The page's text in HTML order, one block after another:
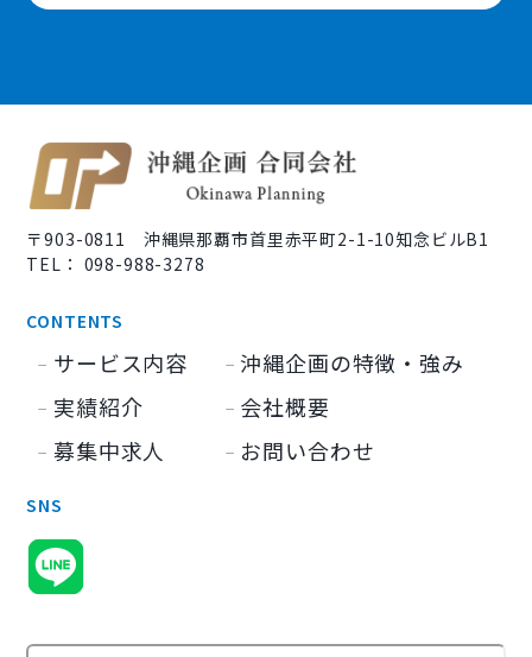
〒903-0811 沖縄県那覇市首里赤平町2-1-10知念ビルB1
TEL： 098-988-3278
CONTENTS
サービス内容
沖縄企画の特徴・強み
実績紹介
会社概要
募集中求人
お問い合わせ
SNS